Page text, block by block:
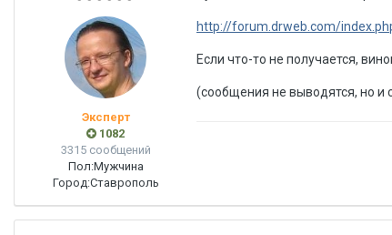
Эксперт
1082
3315 сообщений
Пол:Мужчина
Город:Ставрополь
http://forum.drweb.com/
Если что-то не получается,
(сообщения не выводятся, но и